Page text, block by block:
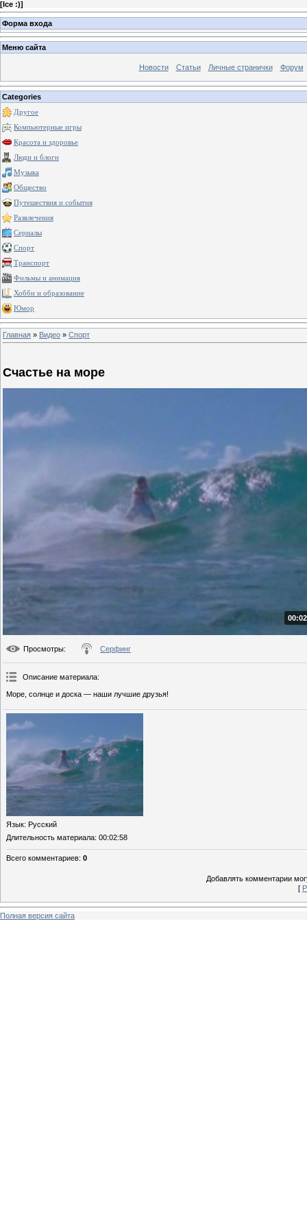
[Ice :)]
Форма входа
Меню сайта
Новости Статьи Личные странички Форум
Categories
Другое
Компьютерные игры
Красота и здоровье
Люди и блоги
Музыка
Общество
Путешествия и события
Развлечения
Сериалы
Спорт
Транспорт
Фильмы и анимация
Хобби и образование
Юмор
Главная » Видео » Спорт
Счастье на море
Просмотры: Серфинг
Описание материала:
Море, солнце и доска — наши лучшие друзья!
Язык: Русский
Длительность материала: 00:02:58
Всего комментариев: 0
Добавлять комментарии
[
Полная версия сайта